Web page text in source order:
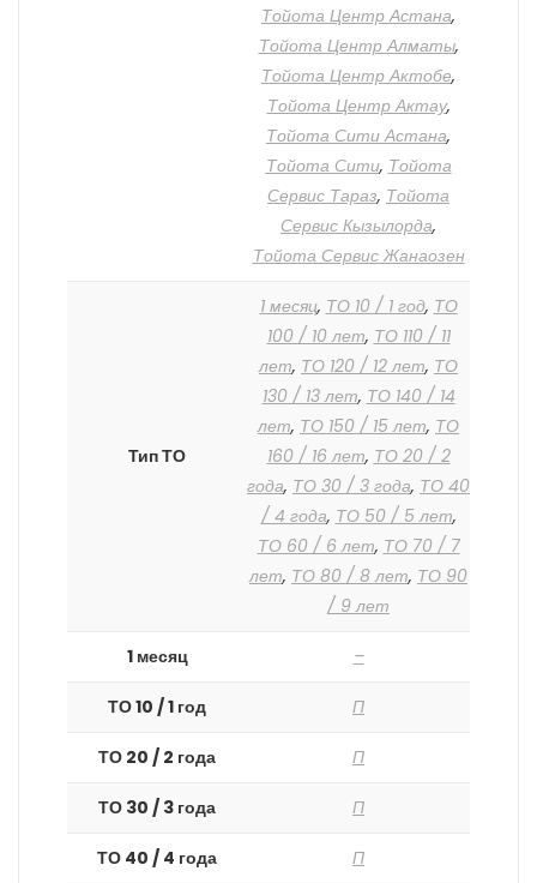
Тойота Центр Астана,
Тойота Центр Алматы,
Тойота Центр Актобе,
Тойота Центр Актау,
Тойота Сити Астана,
Тойота Сити, Тойота
Сервис Тараз, Тойота
Сервис Кызылорда,
Тойота Сервис Жанаозен
Тип ТО
1 месяц, ТО 10 / 1 год, ТО
100 / 10 лет, ТО 110 / 11
лет, ТО 120 / 12 лет, ТО
130 / 13 лет, ТО 140 / 14
лет, ТО 150 / 15 лет, ТО
160 / 16 лет, ТО 20 / 2
года, ТО 30 / 3 года, ТО 40
/ 4 года, ТО 50 / 5 лет,
ТО 60 / 6 лет, ТО 70 / 7
лет, ТО 80 / 8 лет, ТО 90
/ 9 лет
1 месяц –
ТО 10 / 1 год П
ТО 20 / 2 года П
ТО 30 / 3 года П
ТО 40 / 4 года П